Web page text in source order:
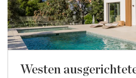
Westen